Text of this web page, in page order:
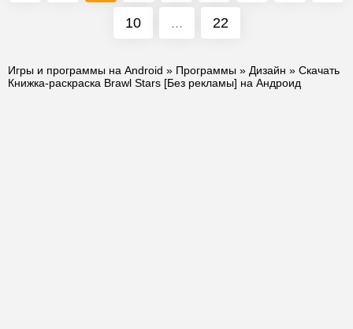
10 ... 22
Игры и программы на Android » Программы » Дизайн » Скачать
Книжка-раскраска Brawl Stars [Без рекламы] на Андроид